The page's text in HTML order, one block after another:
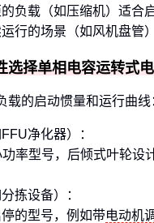
负载（如压缩机）适合
行的场景（如风机盘管
选择单相电容运转式
载的启动惯量和运行曲线
FFU净化器）：
率型号，后倾式叶轮设
分拣设备）：
的型号，例如带电动机